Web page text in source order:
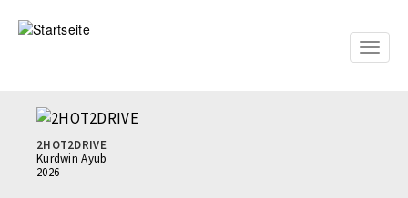
zum
Toggle
2HOT2DRIVE
Kurdwin Ayub
2026